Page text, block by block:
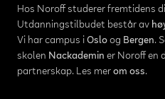
Hos Noroff studerer fremtidens
Utdanningstilbudet består av
Vi har campus i Osloog Bergen.
skolen Nackademin er Noroff en
partnerskap. Les mer om oss.